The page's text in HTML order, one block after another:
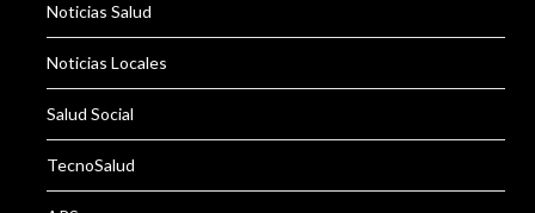
Noticias Salud
Noticias Locales
Salud Social
TecnoSalud